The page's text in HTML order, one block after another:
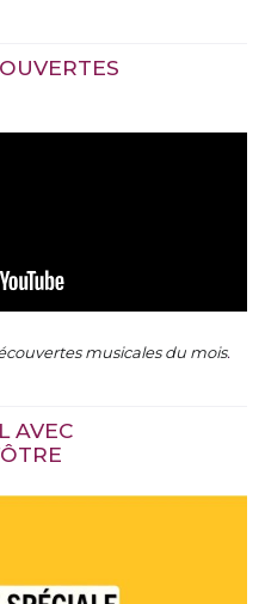
musicales du mois.
AVEC